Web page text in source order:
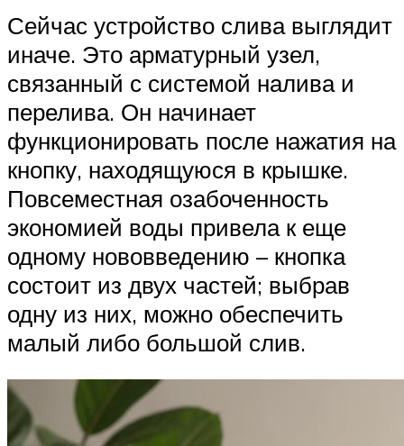
Сейчас устройство слива выглядит
иначе. Это арматурный узел,
связанный с системой налива и
перелива. Он начинает
функционировать после нажатия на
кнопку, находящуюся в крышке.
Повсеместная озабоченность
экономией воды привела к еще
одному нововведению – кнопка
состоит из двух частей; выбрав
одну из них, можно обеспечить
малый либо большой слив.